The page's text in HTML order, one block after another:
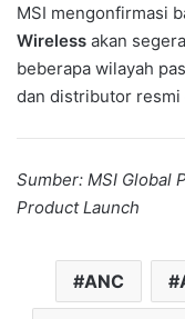
MSI mengonfirmasi
Wireless akan
beberapa wilayah
dan distributor resmi
Sumber: MSI Global
Product Launch
ANC